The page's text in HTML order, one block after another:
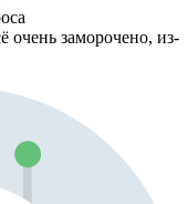
очень заморочено, из-